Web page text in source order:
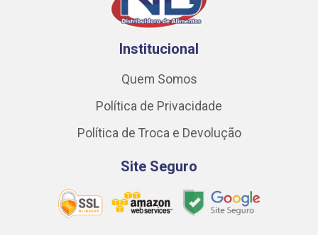
Institucional
Quem Somos
Política de Privacidade
Política de Troca e Devolução
Site Seguro